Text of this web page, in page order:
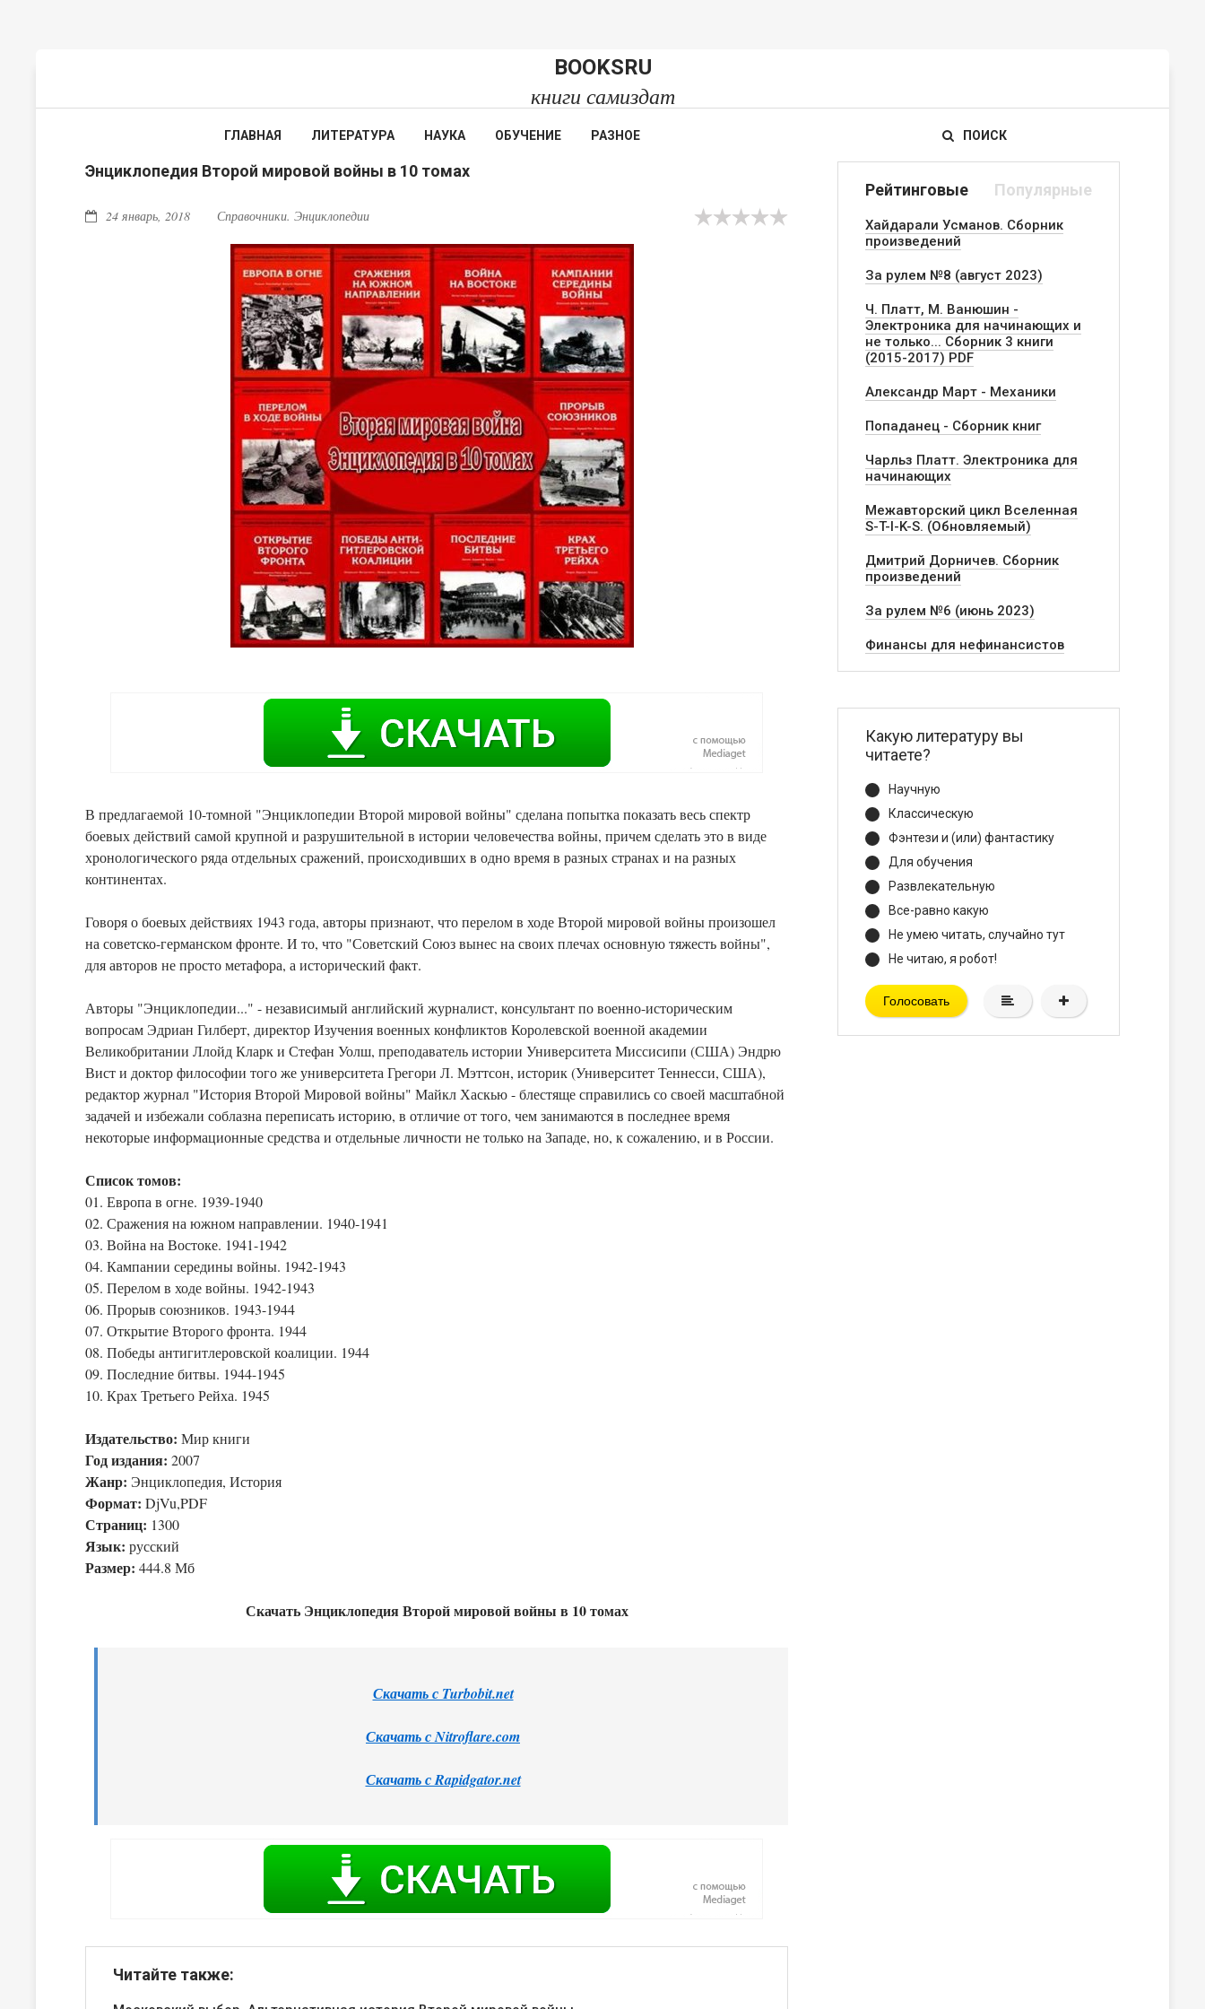
BOOKSRU
книги самиздат
ГЛАВНАЯ ЛИТЕРАТУРА НАУКА ОБУЧЕНИЕ РАЗНОЕ ПОИСК
Энциклопедия Второй мировой войны в 10 томах
24 январь, 2018 Справочники. Энциклопедии
В предлагаемой 10-томной "Энциклопедии Второй мировой войны" сделана попытка показать весь спектр
боевых действий самой крупной и разрушительной в истории человечества войны, причем сделать это в виде
хронологического ряда отдельных сражений, происходивших в одно время в разных странах и на разных
континентах.
Говоря о боевых действиях 1943 года, авторы признают, что перелом в ходе Второй мировой войны произошел
на советско-германском фронте. И то, что "Советский Союз вынес на своих плечах основную тяжесть войны",
для авторов не просто метафора, а исторический факт.
Авторы "Энциклопедии..." - независимый английский журналист, консультант по военно-историческим
вопросам Эдриан Гилберт, директор Изучения военных конфликтов Королевской военной академии
Великобритании Ллойд Кларк и Стефан Уолш, преподаватель истории Университета Миссисипи (США) Эндрю
Вист и доктор философии того же университета Грегори Л. Мэттсон, историк (Университет Теннесси, США),
редактор журнал "История Второй Мировой войны" Майкл Хаскью - блестяще справились со своей масштабной
задачей и избежали соблазна переписать историю, в отличие от того, чем занимаются в последнее время
некоторые информационные средства и отдельные личности не только на Западе, но, к сожалению, и в России.
Список томов:
01. Европа в огне. 1939-1940
02. Сражения на южном направлении. 1940-1941
03. Война на Востоке. 1941-1942
04. Кампании середины войны. 1942-1943
05. Перелом в ходе войны. 1942-1943
06. Прорыв союзников. 1943-1944
07. Открытие Второго фронта. 1944
08. Победы антигитлеровской коалиции. 1944
09. Последние битвы. 1944-1945
10. Крах Третьего Рейха. 1945
Издательство: Мир книги
Год издания: 2007
Жанр: Энциклопедия, История
Формат: DjVu,PDF
Страниц: 1300
Язык: русский
Размер: 444.8 Мб
Скачать Энциклопедия Второй мировой войны в 10 томах
Скачать с Turbobit.net
Скачать с Nitroflare.com
Скачать с Rapidgator.net
Читайте также:
Рейтинговые Популярные
Хайдарали Усманов. Сборник
произведений
За рулем №8 (август 2023)
Ч. Платт, М. Ванюшин -
Электроника для начинающих и
не только... Сборник 3 книги
(2015-2017) PDF
Александр Март - Механики
Попаданец - Сборник книг
Чарльз Платт. Электроника для
начинающих
Межавторский цикл Вселенная
S-T-I-K-S. (Обновляемый)
Дмитрий Дорничев. Сборник
произведений
За рулем №6 (июнь 2023)
Финансы для нефинансистов
Какую литературу вы
читаете?
Научную
Классическую
Фэнтези и (или) фантастику
Для обучения
Развлекательную
Все-равно какую
Не умею читать, случайно тут
Не читаю, я робот!
Голосовать